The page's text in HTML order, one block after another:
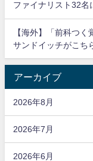
ファイナリスト32名
【海外】「前科つ
サンドイッチがこち
アーカイブ
2026年8月
2026年7月
2026年6月